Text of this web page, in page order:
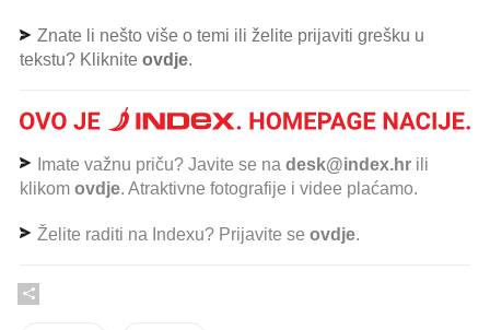
Znate li nešto više o temi ili želite prijaviti grešku u
tekstu? Kliknite ovdje.
Imate važnu priču? Javite se na desk@index.hr ili
klikom ovdje. Atraktivne fotografije i videe plaćamo.
Želite raditi na Indexu? Prijavite se ovdje.